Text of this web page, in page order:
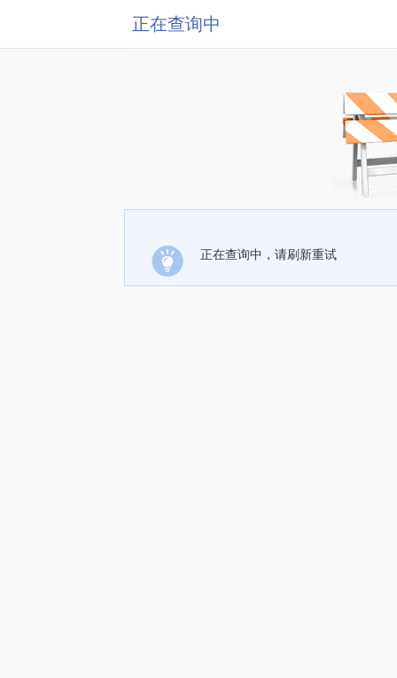
正在查询中
正在查询中，请刷新重试